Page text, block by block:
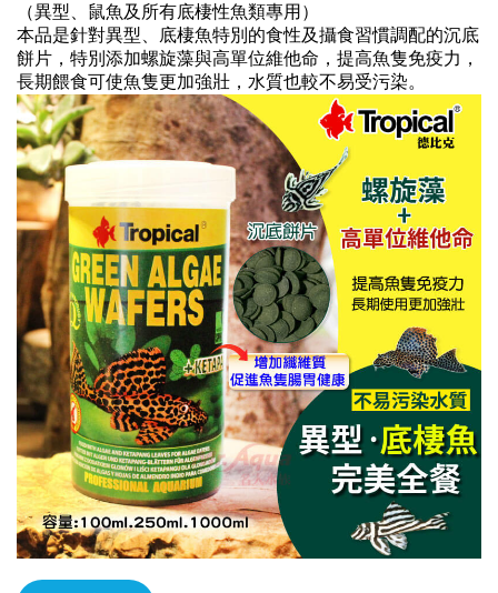
（異型、鼠魚及所有底棲性魚類專用）
本品是針對異型、底棲魚特別的食性及攝食習慣調配的沉底
餅片，特別添加螺旋藻與高單位維他命，提高魚隻免疫力，
長期餵食可使魚隻更加強壯，水質也較不易受污染。